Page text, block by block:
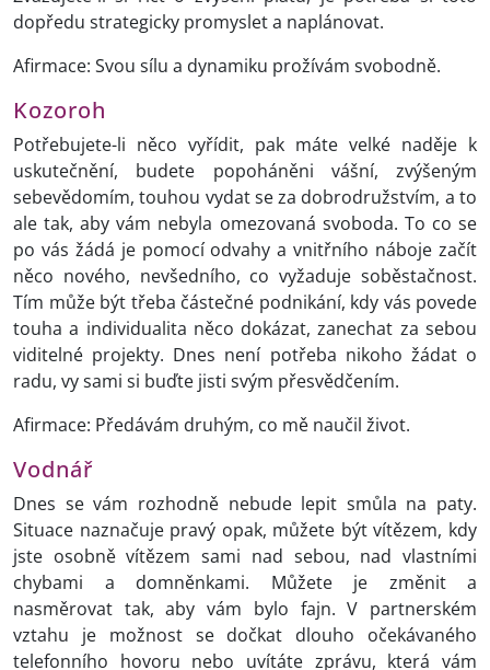
dopředu strategicky promyslet a naplánovat.
Afirmace: Svou sílu a dynamiku prožívám svobodně.
Kozoroh
Potřebujete-li něco vyřídit, pak máte velké naděje k
uskutečnění, budete popoháněni vášní, zvýšeným
sebevědomím, touhou vydat se za dobrodružstvím, a to
ale tak, aby vám nebyla omezovaná svoboda. To co se
po vás žádá je pomocí odvahy a vnitřního náboje začít
něco nového, nevšedního, co vyžaduje soběstačnost.
Tím může být třeba částečné podnikání, kdy vás povede
touha a individualita něco dokázat, zanechat za sebou
viditelné projekty. Dnes není potřeba nikoho žádat o
radu, vy sami si buďte jisti svým přesvědčením.
Afirmace: Předávám druhým, co mě naučil život.
Vodnář
Dnes se vám rozhodně nebude lepit smůla na paty.
Situace naznačuje pravý opak, můžete být vítězem, kdy
jste osobně vítězem sami nad sebou, nad vlastními
chybami a domněnkami. Můžete je změnit a
nasměrovat tak, aby vám bylo fajn. V partnerském
vztahu je možnost se dočkat dlouho očekávaného
telefonního hovoru nebo uvítáte zprávu, která vám